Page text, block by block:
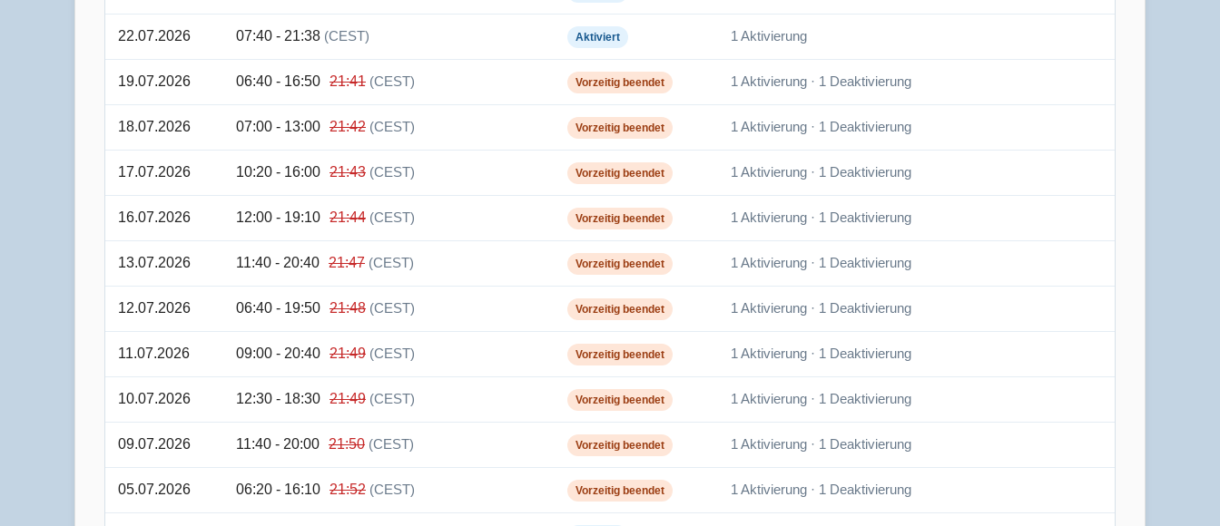
22.07.2026 07:40 - 21:38 (CEST) Aktiviert 1 Aktivierung
19.07.2026 06:40 - 16:50 21:41 (CEST) Vorzeitig beendet 1 Aktivierung · 1 Deaktivierung
18.07.2026 07:00 - 13:00 21:42 (CEST) Vorzeitig beendet 1 Aktivierung · 1 Deaktivierung
17.07.2026 10:20 - 16:00 21:43 (CEST) Vorzeitig beendet 1 Aktivierung · 1 Deaktivierung
16.07.2026 12:00 - 19:10 21:44 (CEST) Vorzeitig beendet 1 Aktivierung · 1 Deaktivierung
13.07.2026 11:40 - 20:40 21:47 (CEST) Vorzeitig beendet 1 Aktivierung · 1 Deaktivierung
12.07.2026 06:40 - 19:50 21:48 (CEST) Vorzeitig beendet 1 Aktivierung · 1 Deaktivierung
11.07.2026 09:00 - 20:40 21:49 (CEST) Vorzeitig beendet 1 Aktivierung · 1 Deaktivierung
10.07.2026 12:30 - 18:30 21:49 (CEST) Vorzeitig beendet 1 Aktivierung · 1 Deaktivierung
09.07.2026 11:40 - 20:00 21:50 (CEST) Vorzeitig beendet 1 Aktivierung · 1 Deaktivierung
05.07.2026 06:20 - 16:10 21:52 (CEST) Vorzeitig beendet 1 Aktivierung · 1 Deaktivierung